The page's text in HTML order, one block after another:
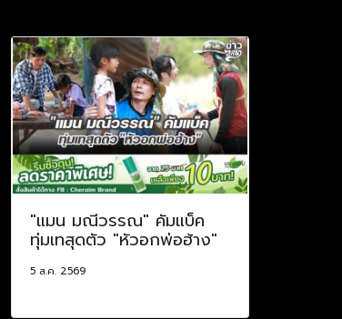
"แมน มณีวรรณ" คัมแบ็ค
ทุ่มเทสุดตัว "หัวอกพ่อฮ้าง"
5 ส.ค. 2569